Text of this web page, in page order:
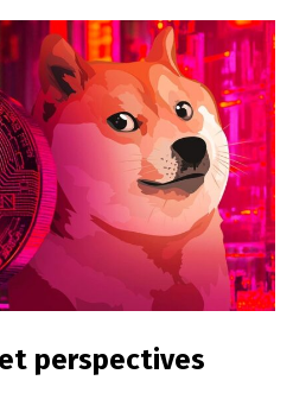
perspectives